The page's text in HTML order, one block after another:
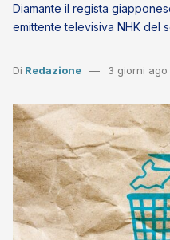
Diamante il regista
emittente televisiva NHK del
Di Redazione 3 giorni ago